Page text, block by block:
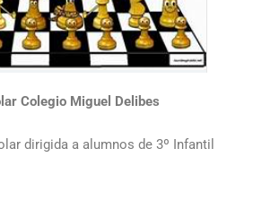
Colegio Miguel Delibes
dirigida a alumnos de 3º Infantil